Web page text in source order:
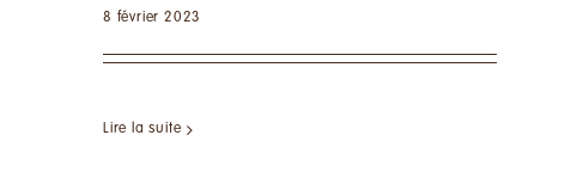
8 février 2023
Lire la suite